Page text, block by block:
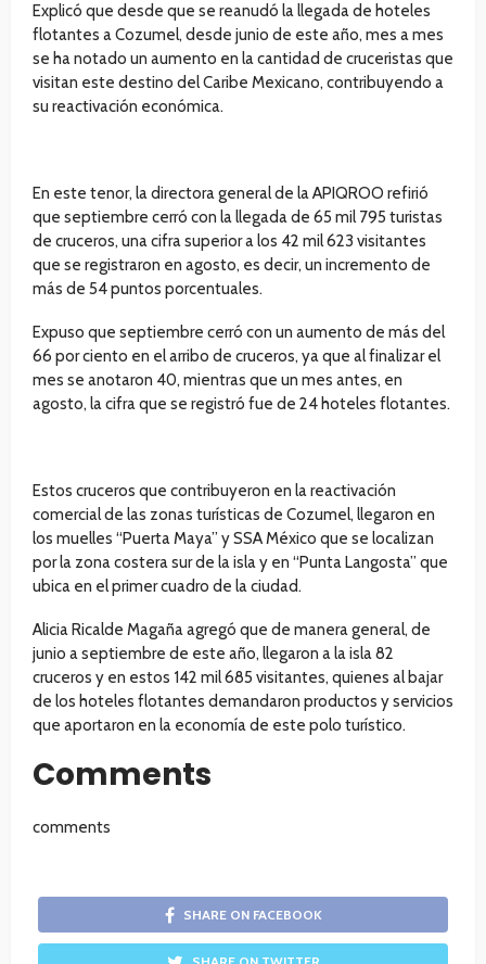
Explicó que desde que se reanudó la llegada de hoteles
flotantes a Cozumel, desde junio de este año, mes a mes
se ha notado un aumento en la cantidad de cruceristas que
visitan este destino del Caribe Mexicano, contribuyendo a
su reactivación económica.
En este tenor, la directora general de la APIQROO refirió
que septiembre cerró con la llegada de 65 mil 795 turistas
de cruceros, una cifra superior a los 42 mil 623 visitantes
que se registraron en agosto, es decir, un incremento de
más de 54 puntos porcentuales.
Expuso que septiembre cerró con un aumento de más del
66 por ciento en el arribo de cruceros, ya que al finalizar el
mes se anotaron 40, mientras que un mes antes, en
agosto, la cifra que se registró fue de 24 hoteles flotantes.
Estos cruceros que contribuyeron en la reactivación
comercial de las zonas turísticas de Cozumel, llegaron en
los muelles “Puerta Maya” y SSA México que se localizan
por la zona costera sur de la isla y en “Punta Langosta” que
ubica en el primer cuadro de la ciudad.
Alicia Ricalde Magaña agregó que de manera general, de
junio a septiembre de este año, llegaron a la isla 82
cruceros y en estos 142 mil 685 visitantes, quienes al bajar
de los hoteles flotantes demandaron productos y servicios
que aportaron en la economía de este polo turístico.
Comments
comments
SHARE ON FACEBOOK